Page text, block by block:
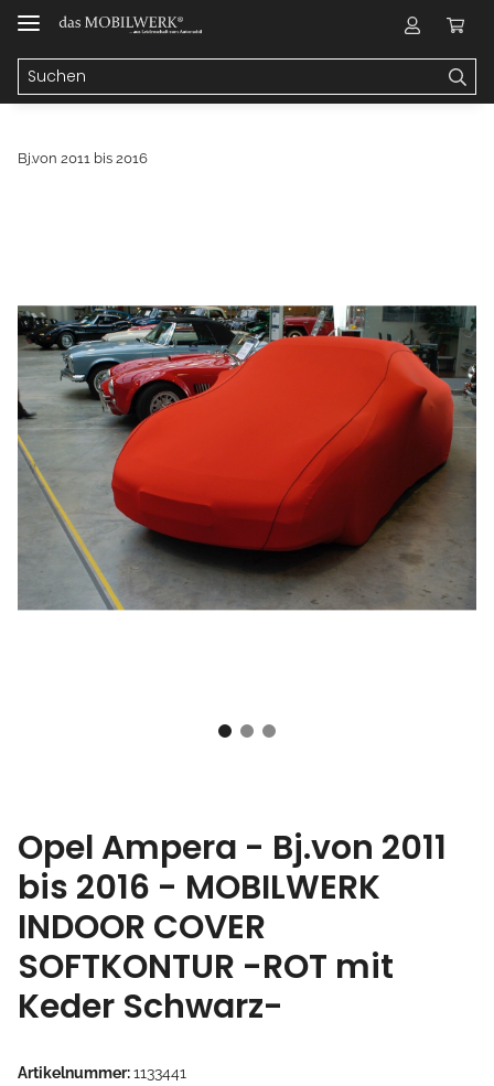
Bj.von 2011 bis 2016
Opel Ampera - Bj.von 2011
bis 2016 - MOBILWERK
INDOOR COVER
SOFTKONTUR -ROT mit
Keder Schwarz-
Artikelnummer:1133441